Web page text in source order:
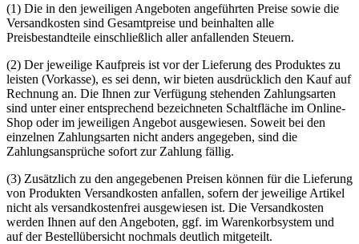
(1) Die in den jeweiligen Angeboten angeführten Preise sowie die
Versandkosten sind Gesamtpreise und beinhalten alle
Preisbestandteile einschließlich aller anfallenden Steuern.
(2) Der jeweilige Kaufpreis ist vor der Lieferung des Produktes zu
leisten (Vorkasse), es sei denn, wir bieten ausdrücklich den Kauf auf
Rechnung an. Die Ihnen zur Verfügung stehenden Zahlungsarten
sind unter einer entsprechend bezeichneten Schaltfläche im Online-
Shop oder im jeweiligen Angebot ausgewiesen. Soweit bei den
einzelnen Zahlungsarten nicht anders angegeben, sind die
Zahlungsansprüche sofort zur Zahlung fällig.
(3) Zusätzlich zu den angegebenen Preisen können für die Lieferung
von Produkten Versandkosten anfallen, sofern der jeweilige Artikel
nicht als versandkostenfrei ausgewiesen ist. Die Versandkosten
werden Ihnen auf den Angeboten, ggf. im Warenkorbsystem und
auf der Bestellübersicht nochmals deutlich mitgeteilt.